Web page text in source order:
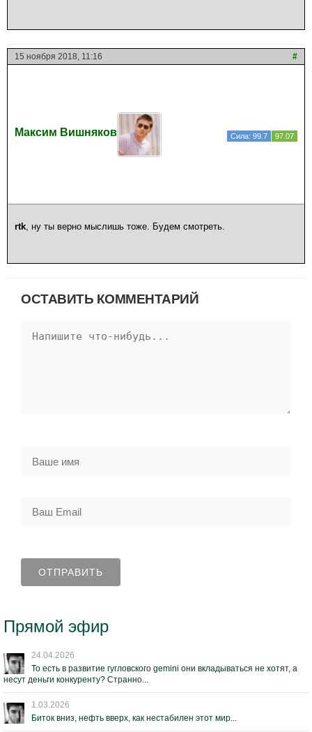
15 ноября 2018, 11:16 #
Максим Вишняков Сила: 99.7 97.07
rtk, ну ты верно мыслишь тоже. Будем смотреть.
ОСТАВИТЬ КОММЕНТАРИЙ
Прямой эфир
24.04.2026
То есть в развитие гугловского gemini они вкладываться не хотят, а
несут деньги конкуренту? Странно...
1.03.2026
Биток вниз, нефть вверх, как нестабилен этот мир...